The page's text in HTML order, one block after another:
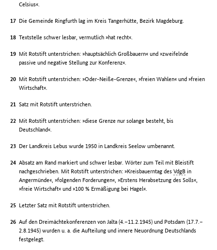
Celsius«.
Die Gemeinde Ringfurth lag im Kreis Tangerhütte, Bezirk Magdeburg.
Textstelle schwer lesbar, vermutlich »hat recht«.
Mit Rotstift unterstrichen: »hauptsächlich Großbauern« und »zweifelnde
passive und negative Stellung zur Konferenz«.
Mit Rotstift unterstrichen: »Oder-Neiße-Grenze«, »freien Wahlen« und »freien
Wirtschaft«.
Satz mit Rotstift unterstrichen.
Mit Rotstift unterstrichen: »diese Grenze nur solange besteht, bis
Deutschland«.
Der Landkreis Lebus wurde 1950 in Landkreis Seelow umbenannt.
Absatz am Rand markiert und schwer lesbar. Wörter zum Teil mit Bleistift
nachgeschrieben. Mit Rotstift unterstrichen: »Kreisbauerntag desVdgB in
Angermünde«, »folgenden Forderungen«, »Erstens Herabsetzung des Solls«,
»freie Wirtschaft« und »100 % Ermäßigung bei Hagel«.
Letzter Satz mit Rotstift unterstrichen.
Auf den Dreimächtekonferenzen von Jalta (4.–11.2.1945) und Potsdam (17.7.–
2.8.1945) wurden u. a. die Aufteilung und innere Neuordnung Deutschlands
festgelegt.